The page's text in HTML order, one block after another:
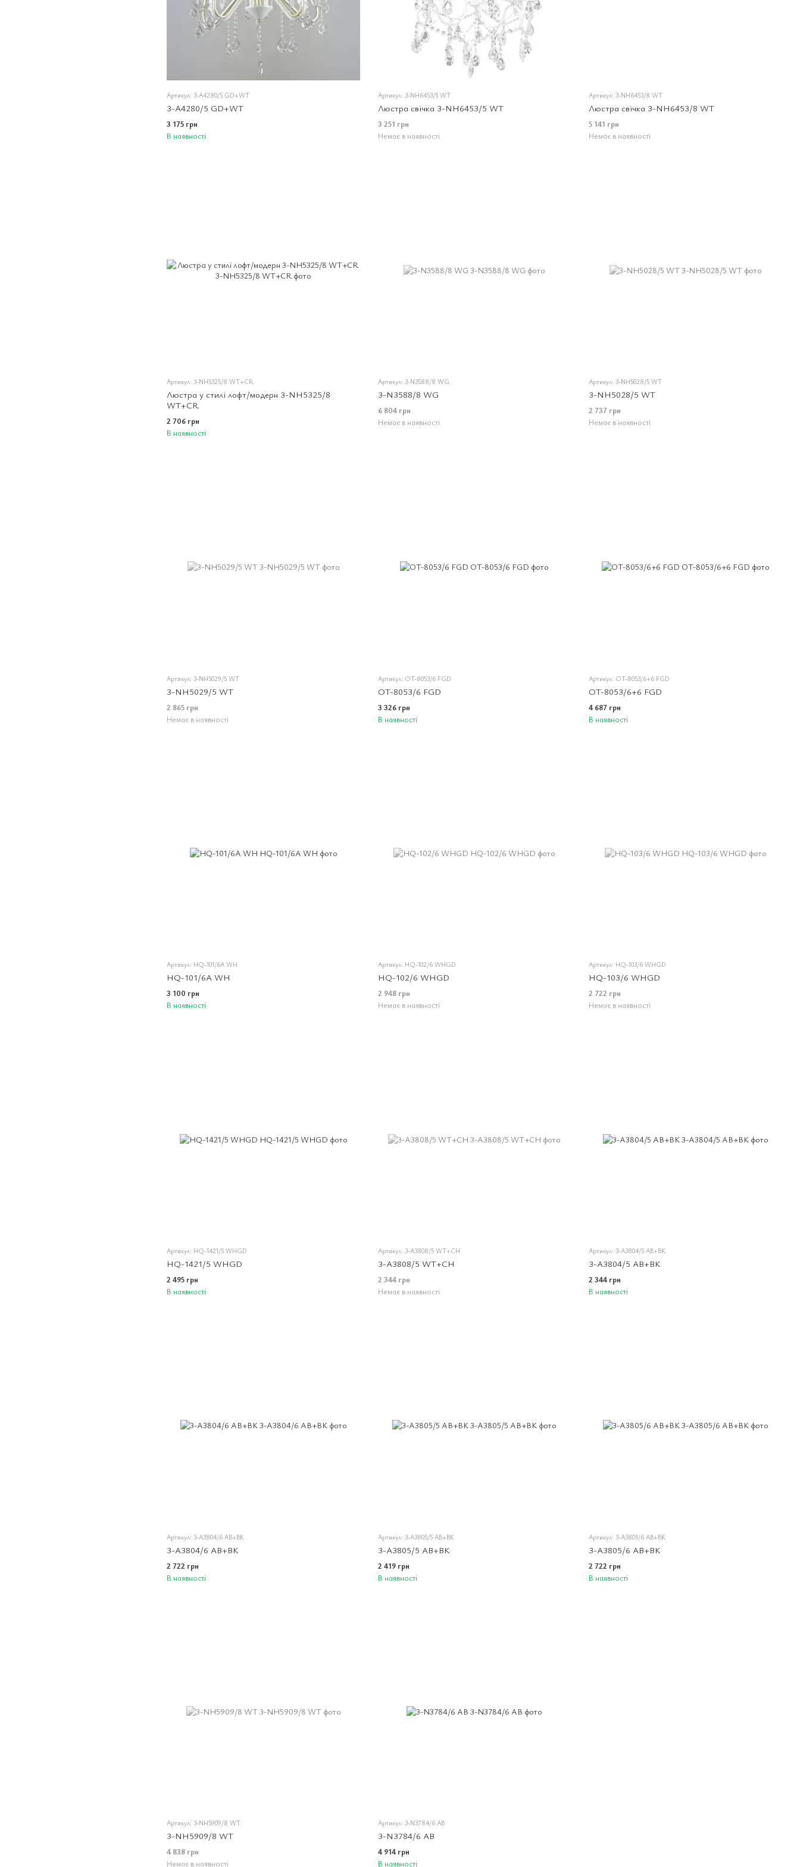
Артикул: 3-A4280/5 GD+WT
3-A4280/5 GD+WT
3 175 грн
В наявності
Артикул: 3-NH6453/5 WT
Люстра свічка 3-NH6453/5 WT
3 251 грн
Немає в наявності
Артикул: 3-NH6453/8 WT
Люстра свічка 3-NH6453/8 WT
5 141 грн
Немає в наявності
Артикул: 3-NH5325/8 WT+CR
Люстра у стилі лофт/модерн 3-NH5325/8
WT+CR
2 706 грн
В наявності
Артикул: 3-N3588/8 WG
3-N3588/8 WG
6 804 грн
Немає в наявності
Артикул: 3-NH5028/5 WT
3-NH5028/5 WT
2 737 грн
Немає в наявності
Артикул: 3-NH5029/5 WT
3-NH5029/5 WT
2 865 грн
Немає в наявності
Артикул: OT-8053/6 FGD
OT-8053/6 FGD
3 326 грн
В наявності
Артикул: OT-8053/6+6 FGD
OT-8053/6+6 FGD
4 687 грн
В наявності
Артикул: HQ-101/6A WH
HQ-101/6A WH
3 100 грн
В наявності
Артикул: HQ-102/6 WHGD
HQ-102/6 WHGD
2 948 грн
Немає в наявності
Артикул: HQ-103/6 WHGD
HQ-103/6 WHGD
2 722 грн
Немає в наявності
Артикул: HQ-1421/5 WHGD
HQ-1421/5 WHGD
2 495 грн
В наявності
Артикул: 3-A3808/5 WT+CH
3-A3808/5 WT+CH
2 344 грн
Немає в наявності
Артикул: 3-A3804/5 AB+BK
3-A3804/5 AB+BK
2 344 грн
В наявності
Артикул: 3-A3804/6 AB+BK
3-A3804/6 AB+BK
2 722 грн
В наявності
Артикул: 3-A3805/5 AB+BK
3-A3805/5 AB+BK
2 419 грн
В наявності
Артикул: 3-A3805/6 AB+BK
3-A3805/6 AB+BK
2 722 грн
В наявності
Артикул: 3-NH5909/8 WT
3-NH5909/8 WT
4 838 грн
Немає в наявності
Артикул: 3-N3784/6 AB
3-N3784/6 AB
4 914 грн
В наявності